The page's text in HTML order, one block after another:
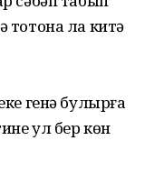
тотона ла китә
генә булырға
ул бер көн